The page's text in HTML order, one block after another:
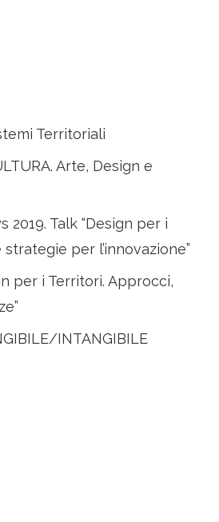
Territoriali
Arte, Design e
2019. Talk “Design per i
per l’innovazione”
per i Territori. Approcci,
INTANGIBILE